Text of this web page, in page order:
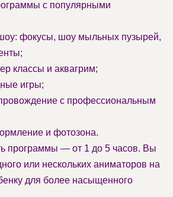
с популярными
фокусы, шоу мыльных пузырей,
классы и аквагрим;
игры;
с профессиональным
и фотозона.
программы — от 1 до 5 часов. Вы
или нескольких аниматоров на
для более насыщенного